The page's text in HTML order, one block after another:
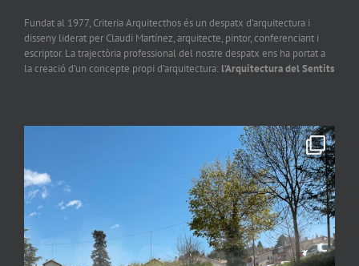
Fundat al 1977, Criteria Arquitecthos és un despatx d’arquitectura i
disseny liderat per Claudi Martínez, arquitecte, pintor, conferenciant i
escriptor. La trajectòria professional del nostre despatx ens ha portat a
la creació d’un concepte propi d’arquitectura: l’Arquitectura del Sentits